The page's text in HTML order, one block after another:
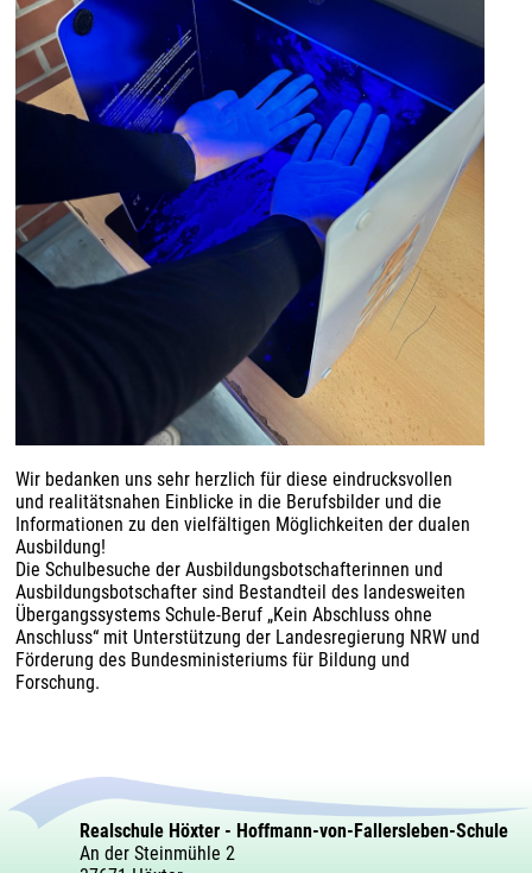
Wir bedanken uns sehr herzlich für diese eindrucksvollen
und realitätsnahen Einblicke in die Berufsbilder und die
Informationen zu den vielfältigen Möglichkeiten der dualen
Ausbildung!
Die Schulbesuche der Ausbildungsbotschafterinnen und
Ausbildungsbotschafter sind Bestandteil des landesweiten
Übergangssystems Schule-Beruf „Kein Abschluss ohne
Anschluss“ mit Unterstützung der Landesregierung NRW und
Förderung des Bundesministeriums für Bildung und
Forschung.
Realschule Höxter - Hoffmann-von-Fallersleben-Schule
An der Steinmühle 2